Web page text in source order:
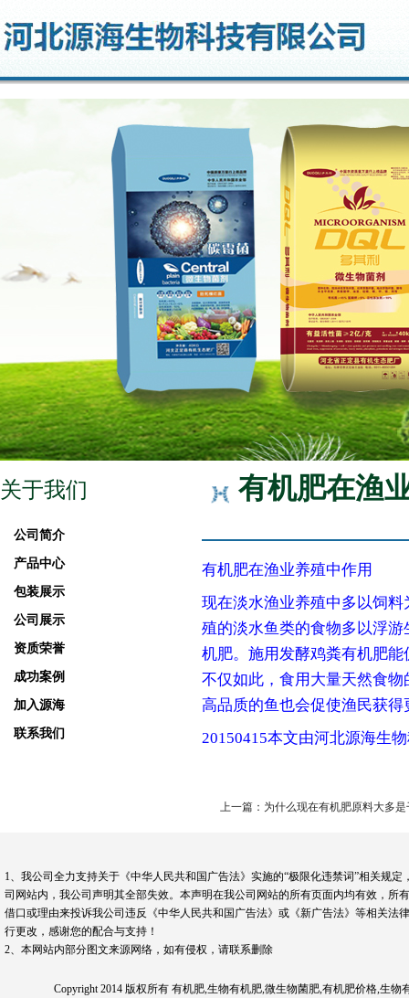
关于我们
公司简介
产品中心
包装展示
公司展示
资质荣誉
成功案例
加入源海
联系我们
有机肥在渔
有机肥在渔业养殖中作用
现在淡水渔业养殖中多以饲
殖的淡水鱼类的食物多以浮
机肥。施用发酵鸡粪有机肥
不仅如此，食用大量天然食
高品质的鱼也会促使渔民获
20150415本文由河北源海生
上一篇：为什么现在有机肥原料大多是
1、我公司全力支持关于《中华人民共和国广告法》实施的“极限化违禁词”相关规
司网站内，我公司声明其全部失效。本声明在我公司网站的所有页面内均有效，
借口或理由来投诉我公司违反《中华人民共和国广告法》或《新广告法》等相关
行更改，感谢您的配合与支持！
2、本网站内部分图文来源网络，如有侵权，请联系删除
Copyright 2014 版权所有 有机肥,生物有机肥,微生物菌肥,有机肥价格,生